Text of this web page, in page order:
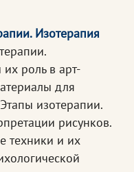
Изотерапия
роль в арт-
для
изотерапии.
рисунков.
техники и их